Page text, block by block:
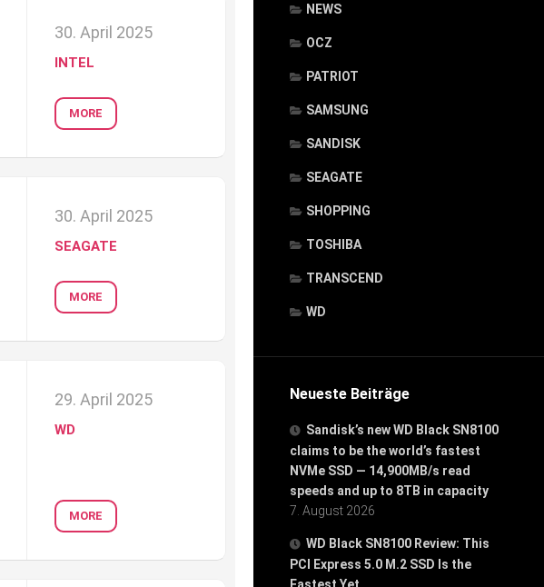
NEWS
OCZ
PATRIOT
SAMSUNG
SANDISK
SEAGATE
SHOPPING
TOSHIBA
TRANSCEND
WD
Neueste Beiträge
Sandisk’s new WD Black SN8100
claims to be the world’s fastest
NVMe SSD — 14,900MB/s read
speeds and up to 8TB in capacity
7. August 2026
WD Black SN8100 Review: This
PCI Express 5.0 M.2 SSD Is the
Fastest Yet
30. April 2025
INTEL
MORE
30. April 2025
SEAGATE
MORE
29. April 2025
WD
MORE